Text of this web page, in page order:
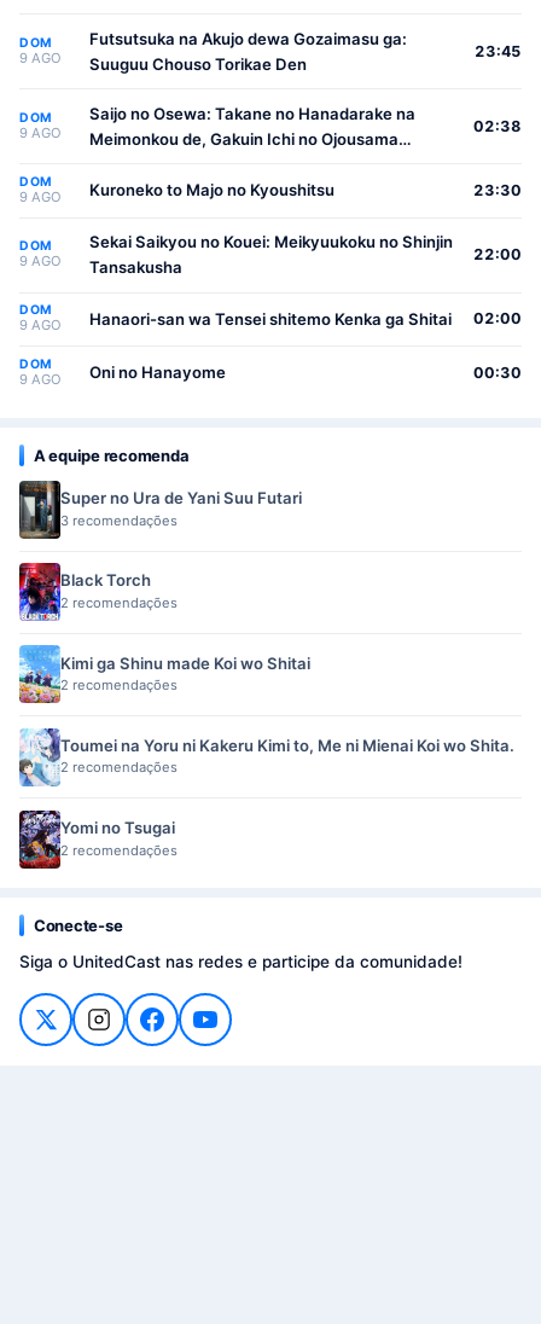
DOM
9 AGO
Futsutsuka na Akujo dewa Gozaimasu ga:
Suuguu Chouso Torikae Den
23:45
DOM
9 AGO
Saijo no Osewa: Takane no Hanadarake na
Meimonkou de, Gakuin Ichi no Ojousama
Osewa suru Koto ni Narimashita
02:38
DOM
9 AGO Kuroneko to Majo no Kyoushitsu 23:30
DOM
9 AGO
Sekai Saikyou no Kouei: Meikyuukoku no Shinjin
Tansakusha
22:00
DOM
9 AGO Hanaori-san wa Tensei shitemo Kenka ga Shitai 02:00
DOM
9 AGO Oni no Hanayome 00:30
A equipe recomenda
Super no Ura de Yani Suu Futari
3 recomendações
Black Torch
2 recomendações
Kimi ga Shinu made Koi wo Shitai
2 recomendações
Toumei na Yoru ni Kakeru Kimi to, Me ni Mienai Koi wo Shita.
2 recomendações
Yomi no Tsugai
2 recomendações
Conecte-se
Siga o UnitedCast nas redes e participe da comunidade!